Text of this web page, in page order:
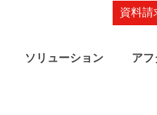
資料請
ソリューション アフ